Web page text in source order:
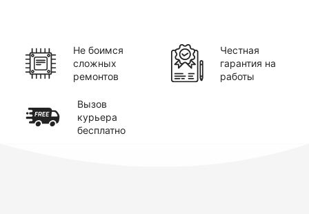
Не боимся
сложных
ремонтов
Честная
гарантия на
работы
Вызов
курьера
бесплатно